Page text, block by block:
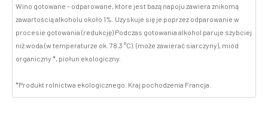
Wino gotowane - odparowane, które jest bazą napoju zawiera znikomą
zawartością alkoholu około 1%. Uzyskuje się je poprzez odparowanie w
procesie gotowania (redukcję) Podczas gotowania alkohol paruje szybciej
niż woda (w temperaturze ok. 78,3 °C). (może zawierać siarczyny), miód
organiczny *, piołun ekologiczny.
*Produkt rolnictwa ekologicznego. Kraj pochodzenia Francja.